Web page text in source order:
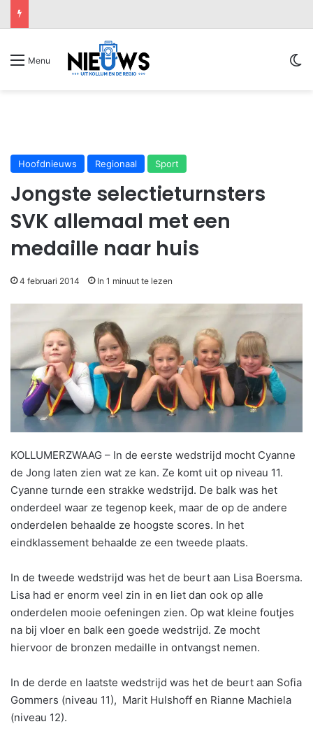
Menu
Hoofdnieuws Regionaal Sport
Jongste selectieturnsters
SVK allemaal met een
medaille naar huis
4 februari 2014 In 1 minuut te lezen
KOLLUMERZWAAG – In de eerste wedstrijd mocht Cyanne
de Jong laten zien wat ze kan. Ze komt uit op niveau 11.
Cyanne turnde een strakke wedstrijd. De balk was het
onderdeel waar ze tegenop keek, maar de op de andere
onderdelen behaalde ze hoogste scores. In het
eindklassement behaalde ze een tweede plaats.
In de tweede wedstrijd was het de beurt aan Lisa Boersma.
Lisa had er enorm veel zin in en liet dan ook op alle
onderdelen mooie oefeningen zien. Op wat kleine foutjes
na bij vloer en balk een goede wedstrijd. Ze mocht
hiervoor de bronzen medaille in ontvangst nemen.
In de derde en laatste wedstrijd was het de beurt aan Sofia
Gommers (niveau 11), Marit Hulshoff en Rianne Machiela
(niveau 12).